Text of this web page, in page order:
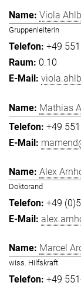
Viola
Gruppenleiterin
+49
0.10
Mathias
+49
Alex
Doktorand
+49
Marcel
wiss. Hilfskraft
+49